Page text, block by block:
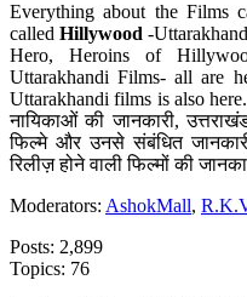
Everything about the Films
calledHillywood-
Hero, Heroins of
Uttarakhandi Films- all are
Uttarakhandi films is also
नायिकाओं की जानकारी,
फिल्मे और उनसे संबंधित
रिलीज़ होने वाली फिल्मों की
Moderators: AshokMall,
Posts: 2,899
Topics: 76